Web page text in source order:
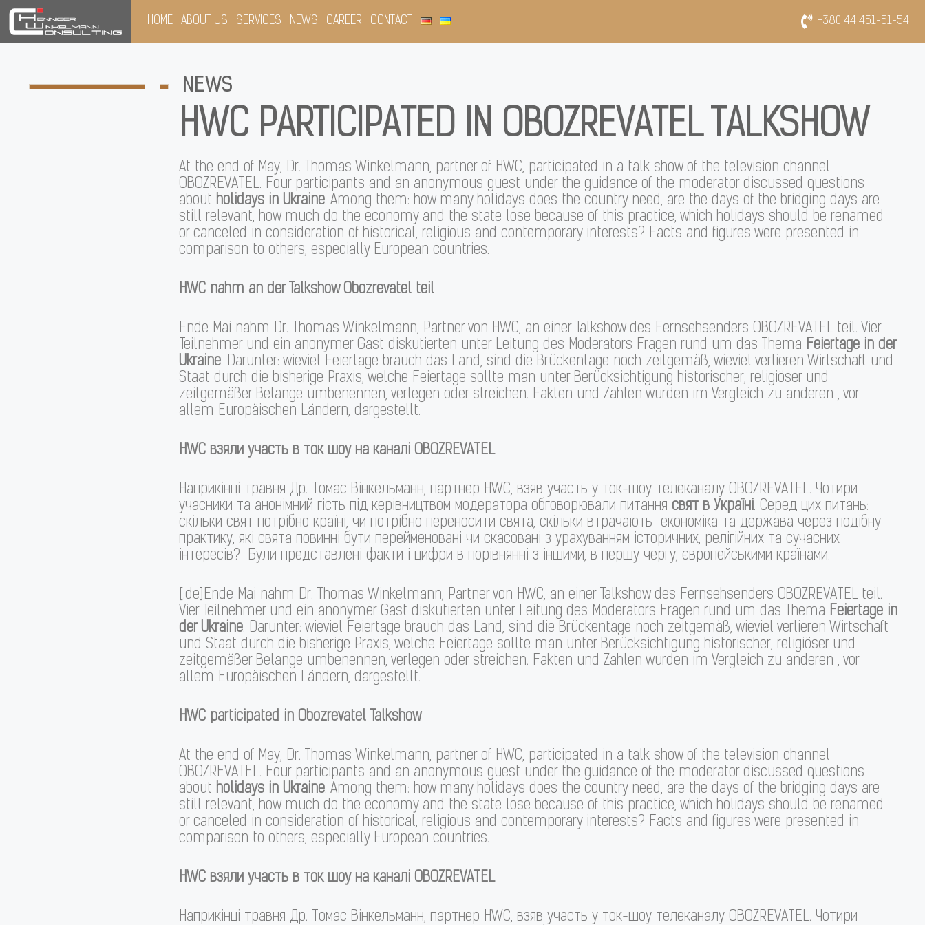
HOME ABOUT US SERVICES NEWS CAREER CONTACT +380 44 451-51-54
NEWS
HWC PARTICIPATED IN OBOZREVATEL TALKSHOW
At the end of May, Dr. Thomas Winkelmann, partner of HWC, participated in a talk show of the television channel
OBOZREVATEL. Four participants and an anonymous guest under the guidance of the moderator discussed questions
about holidays in Ukraine. Among them: how many holidays does the country need, are the days of the bridging days are
still relevant, how much do the economy and the state lose because of this practice, which holidays should be renamed
or canceled in consideration of historical, religious and contemporary interests? Facts and figures were presented in
comparison to others, especially European countries.
HWC nahm an der Talkshow Obozrevatel teil
Ende Mai nahm Dr. Thomas Winkelmann, Partner von HWC, an einer Talkshow des Fernsehsenders OBOZREVATEL teil. Vier
Teilnehmer und ein anonymer Gast diskutierten unter Leitung des Moderators Fragen rund um das Thema Feiertage in der
Ukraine. Darunter: wieviel Feiertage brauch das Land, sind die Brückentage noch zeitgemäß, wieviel verlieren Wirtschaft und
Staat durch die bisherige Praxis, welche Feiertage sollte man unter Berücksichtigung historischer, religiöser und
zeitgemäßer Belange umbenennen, verlegen oder streichen. Fakten und Zahlen wurden im Vergleich zu anderen , vor
allem Europäischen Ländern, dargestellt.
HWC взяли участь в ток шоу на каналі OBOZREVATEL
Наприкінці травня Др. Томас Вінкельманн, партнер HWC, взяв участь у ток-шоу телеканалу OBOZREVATEL. Чотири
учасники та анонімний гість під керівництвом модератора обговорювали питання свят в Україні. Серед цих питань:
скільки свят потрібно країні, чи потрібно переносити свята, скільки втрачають економіка та держава через подібну
практику, які свята повинні бути перейменовані чи скасовані з урахуванням історичних, релігійних та сучасних
інтересів? Були представлені факти і цифри в порівнянні з іншими, в першу чергу, європейськими країнами.
[:de]Ende Mai nahm Dr. Thomas Winkelmann, Partner von HWC, an einer Talkshow des Fernsehsenders OBOZREVATEL teil.
Vier Teilnehmer und ein anonymer Gast diskutierten unter Leitung des Moderators Fragen rund um das Thema Feiertage in
der Ukraine. Darunter: wieviel Feiertage brauch das Land, sind die Brückentage noch zeitgemäß, wieviel verlieren Wirtschaft
und Staat durch die bisherige Praxis, welche Feiertage sollte man unter Berücksichtigung historischer, religiöser und
zeitgemäßer Belange umbenennen, verlegen oder streichen. Fakten und Zahlen wurden im Vergleich zu anderen , vor
allem Europäischen Ländern, dargestellt.
HWC participated in Obozrevatel Talkshow
At the end of May, Dr. Thomas Winkelmann, partner of HWC, participated in a talk show of the television channel
OBOZREVATEL. Four participants and an anonymous guest under the guidance of the moderator discussed questions
about holidays in Ukraine. Among them: how many holidays does the country need, are the days of the bridging days are
still relevant, how much do the economy and the state lose because of this practice, which holidays should be renamed
or canceled in consideration of historical, religious and contemporary interests? Facts and figures were presented in
comparison to others, especially European countries.
HWC взяли участь в ток шоу на каналі OBOZREVATEL
Наприкінці травня Др. Томас Вінкельманн, партнер HWC, взяв участь у ток-шоу телеканалу OBOZREVATEL. Чотири